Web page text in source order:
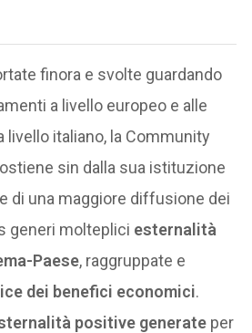
finora e svolte guardando
a livello europeo e alle
italiano, la Community
sin dalla sua istituzione
di una maggiore diffusione dei
generi molteplici esternalità
Paese, raggruppate e
dei benefici economici.
positive generate per